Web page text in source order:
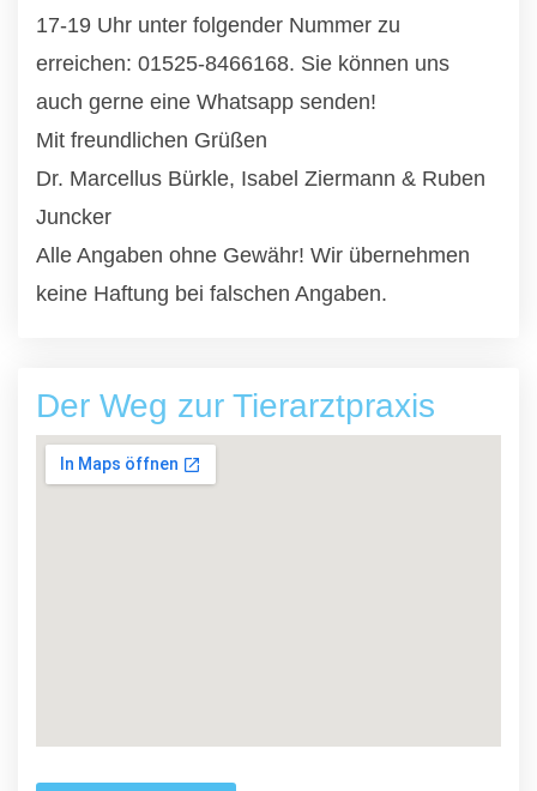
17-19 Uhr unter folgender Nummer zu
erreichen: 01525-8466168. Sie können uns
auch gerne eine Whatsapp senden!
Mit freundlichen Grüßen
Dr. Marcellus Bürkle, Isabel Ziermann & Ruben
Juncker
Alle Angaben ohne Gewähr! Wir übernehmen
keine Haftung bei falschen Angaben.
Der Weg zur Tierarztpraxis